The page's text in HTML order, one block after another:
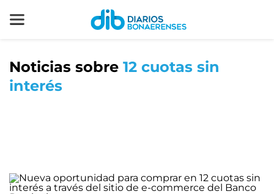
Noticias sobre 12 cuotas sin
interés